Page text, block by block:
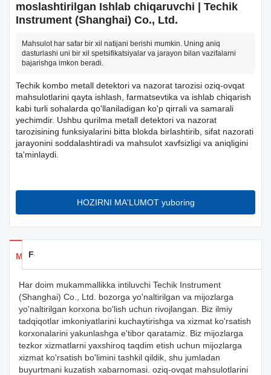
moslashtirilgan Ishlab chiqaruvchi | Techik
Instrument (Shanghai) Co., Ltd.
Mahsulot har safar bir xil natijani berishi mumkin. Uning aniq
dasturlashi uni bir xil spetsifikatsiyalar va jarayon bilan vazifalarni
bajarishga imkon beradi.
Techik kombo metall detektori va nazorat tarozisi oziq-ovqat
mahsulotlarini qayta ishlash, farmatsevtika va ishlab chiqarish
kabi turli sohalarda qo'llaniladigan ko'p qirrali va samarali
yechimdir. Ushbu qurilma metall detektori va nazorat
tarozisining funksiyalarini bitta blokda birlashtirib, sifat nazorati
jarayonini soddalashtiradi va mahsulot xavfsizligi va aniqligini
ta'minlaydi.
HOZIRNI MA'LUMOT yuboring
Mahsulotlar uchun ma'lumotlar
Feedback
Har doim mukammallikka intiluvchi Techik Instrument
(Shanghai) Co., Ltd. bozorga yo'naltirilgan va mijozlarga
yo'naltirilgan korxona bo'lish uchun rivojlangan. Biz ilmiy
tadqiqotlar imkoniyatlarini kuchaytirishga va xizmat ko'rsatish
korxonalarini yakunlashga e'tibor qaratamiz. Biz mijozlarga
tezkor xizmatlarni yaxshiroq taqdim etish uchun mijozlarga
xizmat ko'rsatish bo'limini tashkil qildik, shu jumladan
buyurtmani kuzatish xabarnomasi. oziq-ovqat mahsulotlarini